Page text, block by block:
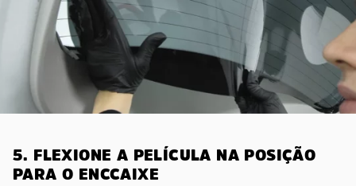
5. FLEXIONE A PELÍCULA NA POSIÇÃO
PARA O ENCCAIXE